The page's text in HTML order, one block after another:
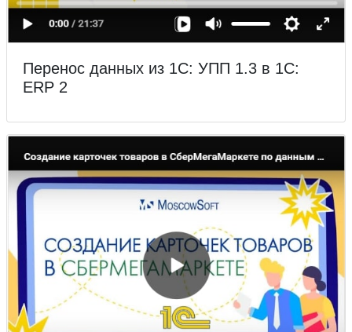
Перенос данных из 1С: УПП 1.3 в 1С:
ERP 2